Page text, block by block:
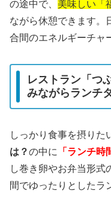
の途中で、 美味しい「
ながら休憩できます。
合間のエネルギーチャ
レストラン「つ
みながらランチ
しっかり食事を摂りた
は？の中に 「ランチ時
し巻き卵やお弁当形式
間でゆったりとしたラ